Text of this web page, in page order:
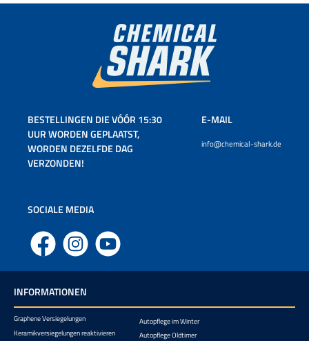
BESTELLINGEN DIE VÓÓR 15:30
UUR WORDEN GEPLAATST,
WORDEN DEZELFDE DAG
VERZONDEN!
E-MAIL
info@chemical-shark.de
SOCIALE MEDIA
Facebook Instagram YouTube
INFORMATIONEN
Graphene Versiegelungen
Keramikversiegelungen reaktivieren
Autopflege im Winter
Autopflege Oldtimer